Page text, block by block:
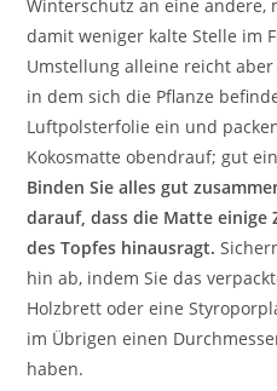
Winterschutz an eine andere,
damit weniger kalte Stelle im
Umstellung alleine reicht
in dem sich die Pflanze
Luftpolsterfolie ein und
Kokosmatte obendrauf; gut
Binden Sie alles gut
darauf, dass die Matte einige
des Topfes hinausragt.
hin ab, indem Sie das
Holzbrett oder eine
im Übrigen einen
haben.